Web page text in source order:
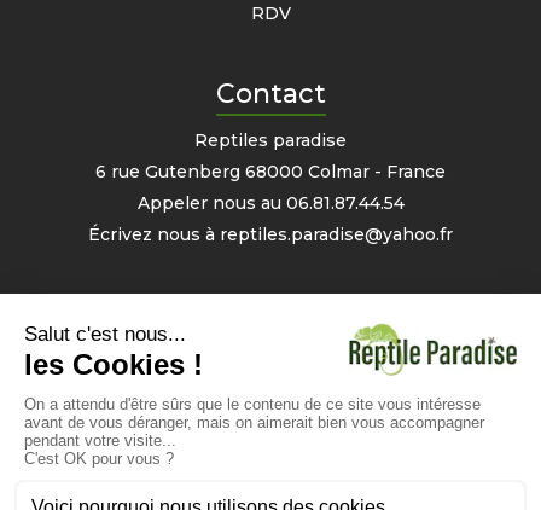
RDV
Contact
Reptiles paradise
6 rue Gutenberg 68000 Colmar - France
Appeler nous au 06.81.87.44.54
Écrivez nous à reptiles.paradise@yahoo.fr
Informations personnelles
Avoirs